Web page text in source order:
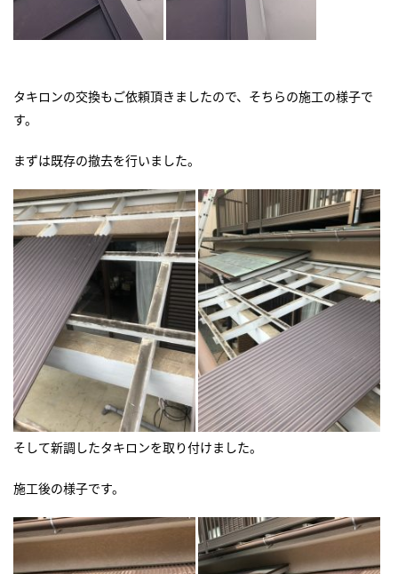
タキロンの交換もご依頼頂きましたので、そちらの施工の様子で
す。
まずは既存の撤去を行いました。
そして新調したタキロンを取り付けました。
施工後の様子です。